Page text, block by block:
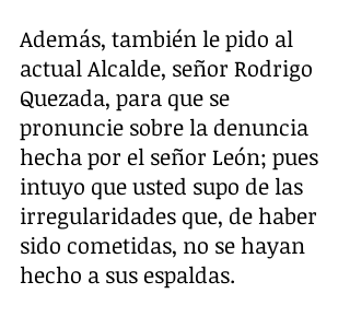
Además, también le pido al
actual Alcalde, señor Rodrigo
Quezada, para que se
pronuncie sobre la denuncia
hecha por el señor León; pues
intuyo que usted supo de las
irregularidades que, de haber
sido cometidas, no se hayan
hecho a sus espaldas.